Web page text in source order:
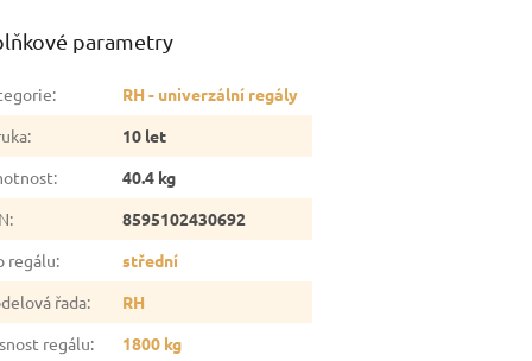
parametry
:
RH - univerzální regály
:
10 let
:
40.4 kg
:
8595102430692
regálu:
střední
řada:
RH
regálu:
1800 kg